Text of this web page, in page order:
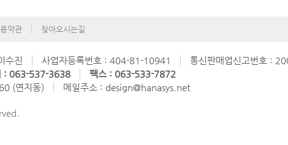
약관 찾아오시는길
수진 사업자등록번호 : 404-81-10941 통신판매업신고번호 :
: 063-537-3638
팩스 : 063-533-7872
(연지동)
메일주소 : design@hanasys.net